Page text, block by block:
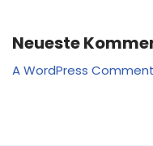
Neueste
A WordPress